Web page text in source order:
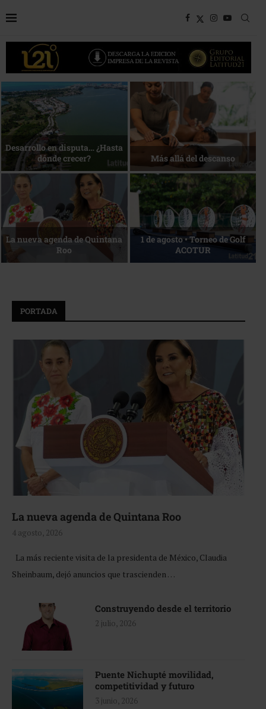
Bottega, un viaje servido a la
mesa
Energía que Impulsa la
competitividad
Reconocimiento de viajeros La esencia del servicio
PORTADA
La nueva agenda de Quintana Roo
4 agosto, 2026
La más reciente visita de la presidenta de México, Claudia
Sheinbaum, dejó anuncios que trascienden …
Construyendo desde el territorio
2 julio, 2026
Puente Nichupté movilidad,
competitividad y futuro
3 junio, 2026